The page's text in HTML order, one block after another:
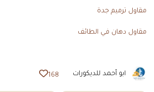
مقاول ترميم جدة
مقاول دهان في الطائف
ابو أحمد للديكورات 168